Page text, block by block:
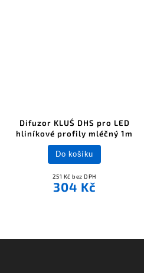
Difuzor KLUŚ DHS pro LED
hliníkové profily mléčný 1m
251 Kč bez DPH
304 Kč
Do košíku